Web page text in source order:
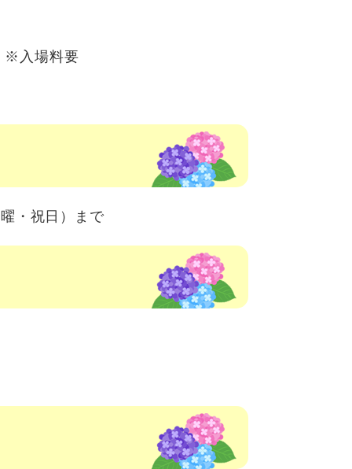
入場料要
・祝日）まで